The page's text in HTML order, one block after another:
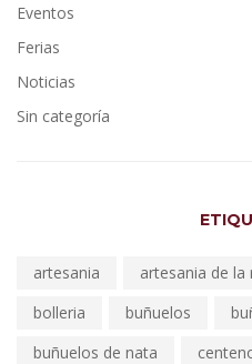
Eventos
Ferias
Noticias
Sin categoría
artesania artesania de la
bolleria
buñuelos
buñuelos de nata